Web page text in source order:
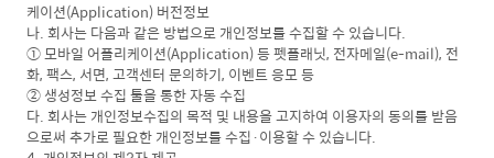
케이션(Application) 버전정보
나. 회사는 다음과 같은 방법으로 개인정보를 수집할 수 있습니다.
① 모바일 어플리케이션(Application) 등 펫플래닛, 전자메일(e-mail), 전
화, 팩스, 서면, 고객센터 문의하기, 이벤트 응모 등
② 생성정보 수집 툴을 통한 자동 수집
다. 회사는 개인정보수집의 목적 및 내용을 고지하여 이용자의 동의를 받음
으로써 추가로 필요한 개인정보를 수집·이용할 수 있습니다.